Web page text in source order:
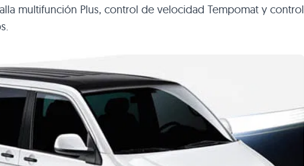
multifunción Plus, control de velocidad Tempomat y control